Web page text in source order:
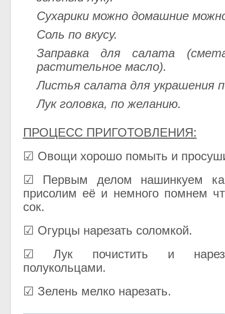
Сухарики можно домашние
Соль по вкусу.
Заправка для салата
растительное масло).
Листья салата для украшения
Лук головка, по желанию.
ПРОЦЕСС ПРИГОТОВЛЕНИЯ:
☑ Овощи хорошо помыть и
☑ Первым делом нашинкуем
присолим её и немного помнем
сок.
☑ Огурцы нарезать соломкой.
☑ Лук почистить и
полукольцами.
☑ Зелень мелко нарезать.